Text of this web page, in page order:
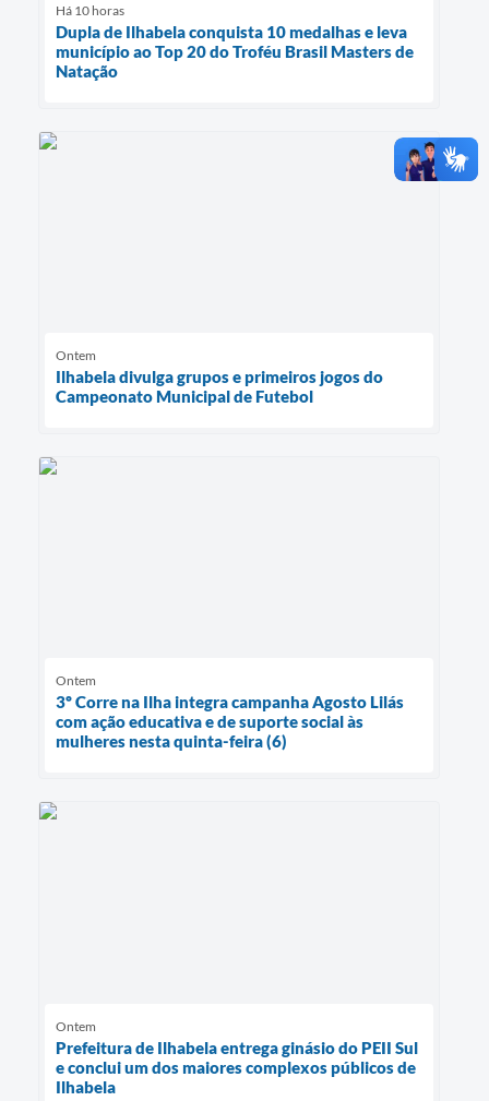
Há 10 horas
Dupla de Ilhabela conquista 10 medalhas e leva
município ao Top 20 do Troféu Brasil Masters de
Natação
Ontem
Ilhabela divulga grupos e primeiros jogos do
Campeonato Municipal de Futebol
Ontem
3º Corre na Ilha integra campanha Agosto Lilás
com ação educativa e de suporte social às
mulheres nesta quinta-feira (6)
Ontem
Prefeitura de Ilhabela entrega ginásio do PEII Sul
e conclui um dos maiores complexos públicos de
Ilhabela